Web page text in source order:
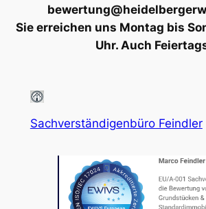
Sie erreichen uns Montag bis
Uhr. Auch
Sachverständigenbüro Feindler